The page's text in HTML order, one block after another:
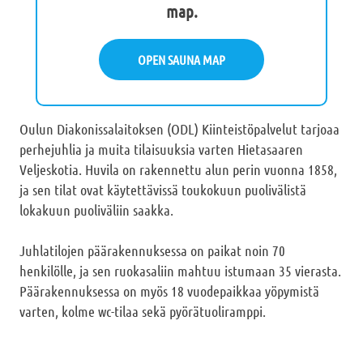
map.
OPEN SAUNA MAP
Oulun Diakonissalaitoksen (ODL) Kiinteistöpalvelut tarjoaa
perhejuhlia ja muita tilaisuuksia varten Hietasaaren
Veljeskotia. Huvila on rakennettu alun perin vuonna 1858,
ja sen tilat ovat käytettävissä toukokuun puolivälistä
lokakuun puoliväliin saakka.
Juhlatilojen päärakennuksessa on paikat noin 70
henkilölle, ja sen ruokasaliin mahtuu istumaan 35 vierasta.
Päärakennuksessa on myös 18 vuodepaikkaa yöpymistä
varten, kolme wc-tilaa sekä pyörätuoliramppi.